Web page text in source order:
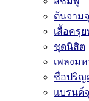
ต้นจาม
เสื้อครุ
ชุดนิสิต
เพลงม
ชื่อปริญ
แบรนด์